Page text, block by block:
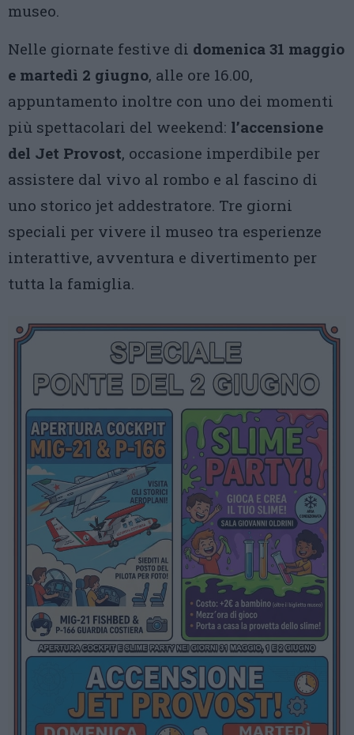
museo.
Nelle giornate festive di domenica 31 maggio
e martedì 2 giugno, alle ore 16.00,
appuntamento inoltre con uno dei momenti
più spettacolari del weekend: l’accensione
del Jet Provost, occasione imperdibile per
assistere dal vivo al rombo e al fascino di
uno storico jet addestratore. Tre giorni
speciali per vivere il museo tra esperienze
interattive, avventura e divertimento per
tutta la famiglia.